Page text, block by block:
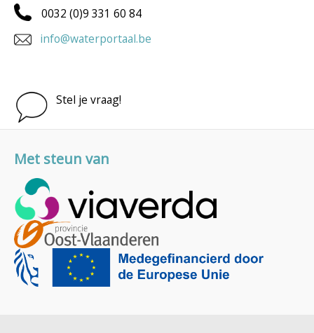
0032 (0)9 331 60 84
info@waterportaal.be
Stel je vraag!
Met steun van